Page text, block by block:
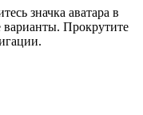
значка аватара в
варианты. Прокрутите